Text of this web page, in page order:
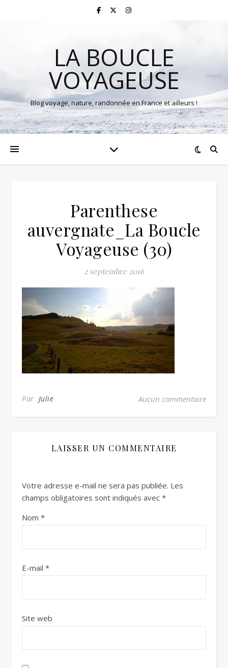
LA BOUCLE
VOYAGEUSE
Blog voyage, nature, randonnée en France et ailleurs !
Parenthese
auvergnate_La Boucle
Voyageuse (30)
2 septembre 2016
Par Julie Aucun commentaire
LAISSER UN COMMENTAIRE
Votre adresse e-mail ne sera pas publiée. Les
champs obligatoires sont indiqués avec *
Nom *
E-mail *
Site web